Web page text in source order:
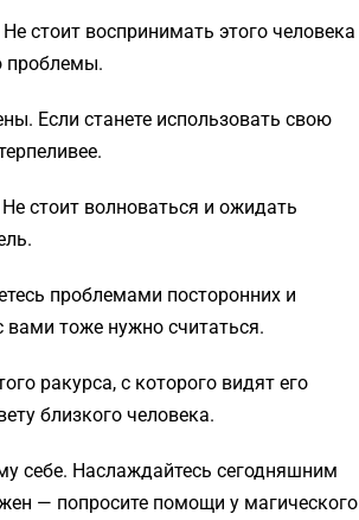
стоит воспринимать этого человека
проблемы.
Если станете использовать свою
стоит волноваться и ожидать
проблемами посторонних и
вами тоже нужно считаться.
ракурса, с которого видят его
близкого человека.
себе. Наслаждайтесь сегодняшним
— попросите помощи у магического